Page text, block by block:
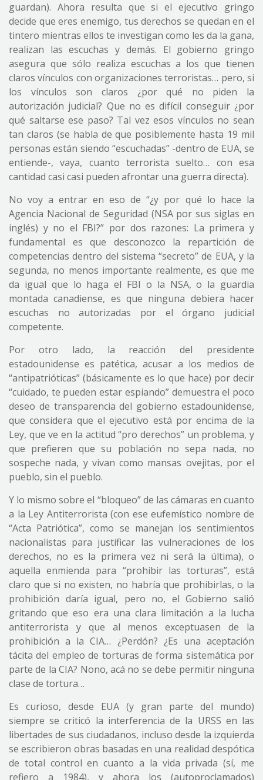
guardan). Ahora resulta que si el ejecutivo gringo
decide que eres enemigo, tus derechos se quedan en el
tintero mientras ellos te investigan como les da la gana,
realizan las escuchas y demás. El gobierno gringo
asegura que sólo realiza escuchas a los que tienen
claros vínculos con organizaciones terroristas… pero, si
los vínculos son claros ¿por qué no piden la
autorización judicial? Que no es difícil conseguir ¿por
qué saltarse ese paso? Tal vez esos vínculos no sean
tan claros (se habla de que posiblemente hasta 19 mil
personas están siendo “escuchadas” -dentro de EUA, se
entiende-, vaya, cuanto terrorista suelto… con esa
cantidad casi casi pueden afrontar una guerra directa).
No voy a entrar en eso de “¿y por qué lo hace la
Agencia Nacional de Seguridad (NSA por sus siglas en
inglés) y no el FBI?” por dos razones: La primera y
fundamental es que desconozco la repartición de
competencias dentro del sistema “secreto” de EUA, y la
segunda, no menos importante realmente, es que me
da igual que lo haga el FBI o la NSA, o la guardia
montada canadiense, es que ninguna debiera hacer
escuchas no autorizadas por el órgano judicial
competente.
Por otro lado, la reacción del presidente
estadounidense es patética, acusar a los medios de
“antipatrióticas” (básicamente es lo que hace) por decir
“cuidado, te pueden estar espiando” demuestra el poco
deseo de transparencia del gobierno estadounidense,
que considera que el ejecutivo está por encima de la
Ley, que ve en la actitud “pro derechos” un problema, y
que prefieren que su población no sepa nada, no
sospeche nada, y vivan como mansas ovejitas, por el
pueblo, sin el pueblo.
Y lo mismo sobre el “bloqueo” de las cámaras en cuanto
a la Ley Antiterrorista (con ese eufemístico nombre de
“Acta Patriótica”, como se manejan los sentimientos
nacionalistas para justificar las vulneraciones de los
derechos, no es la primera vez ni será la última), o
aquella enmienda para “prohibir las torturas”, está
claro que si no existen, no habría que prohibirlas, o la
prohibición daría igual, pero no, el Gobierno salió
gritando que eso era una clara limitación a la lucha
antiterrorista y que al menos exceptuasen de la
prohibición a la CIA… ¿Perdón? ¿Es una aceptación
tácita del empleo de torturas de forma sistemática por
parte de la CIA? Nono, acá no se debe permitir ninguna
clase de tortura…
Es curioso, desde EUA (y gran parte del mundo)
siempre se criticó la interferencia de la URSS en las
libertades de sus ciudadanos, incluso desde la izquierda
se escribieron obras basadas en una realidad despótica
de total control en cuanto a la vida privada (sí, me
refiero a 1984), y ahora los (autoproclamados)